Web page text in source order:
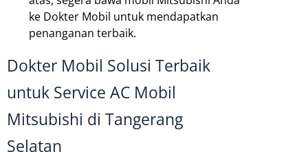
ke Dokter Mobil untuk mendapatkan
penanganan terbaik.
Dokter Mobil Solusi Terbaik
untuk Service AC Mobil
Mitsubishi di Tangerang
Selatan